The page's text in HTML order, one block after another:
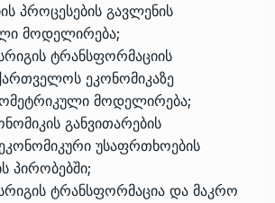
პროცესების გავლენის
მოდელირება;
ტრანსფორმაციის
ეკონომიკაზე
მოდელირება;
განვითარების
უსაფრთხოების
პირობებში;
ტრანსფორმაცია და მაკრო